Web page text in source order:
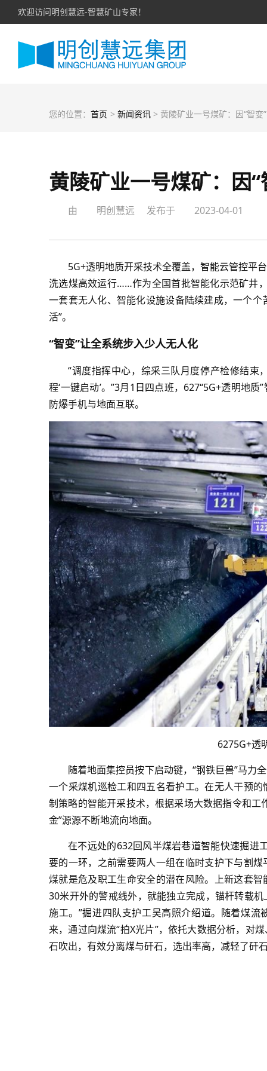
欢迎访问明创慧远-智慧矿山专家！
您的位置： 首页 > 新闻资讯 > 黄陵矿业一号煤矿：因“智变”实现华丽“
黄陵矿业一号煤矿：因
由 明创慧远 发布于 2023-04-01
5G+透明地质开采技术全覆盖，智能云管控平
洗选煤高效运行……作为全国首批智能化示范矿井
一套套无人化、智能化设施设备陆续建成，一个
活”。
“智变”让全系统步入少人无人化
“调度指挥中心，综采三队月度停产检修结
程‘一键启动’。”3月1日四点班，627“5G+透明地
防爆手机与地面互联。
6275G+透
随着地面集控员按下启动键，“钢铁巨兽”马力
一个采煤机巡检工和四五名看护工。在无人干预
制策略的智能开采技术，根据采场大数据指令和
金”源源不断地流向地面。
在不远处的632回风半煤岩巷道智能快速掘进
要的一环，之前需要两人一组在临时支护下与割
煤就是危及职工生命安全的潜在风险。上新这套
30米开外的警戒线外，就能独立完成，锚杆转载
施工。”掘进四队支护工吴高照介绍道。随着煤
来，通过向煤流“拍X光片”，依托大数据分析，对
石吹出，有效分离煤与矸石，选出率高，减轻了矸